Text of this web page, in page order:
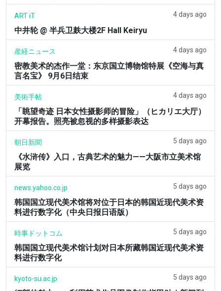
ART iT 4 days ago
中井轮 @ 半兵卫麸大楼2F Hall Keiryu
産経ニュース 4 days ago
密教美术的杰作一堂：东京国立博物馆特展《空海与真
言名宝》 9月6日结束
美術手帖 4 days ago
「眺望奇迹 日本女性摄影师的冒险」（ヒカリエ大厅）
开幕报告。照亮被忽视的多样摄影表达
朝日新聞 5 days ago
《水浒传》入口，古典艺术的魅力——大阪市立美术馆
展览
news.yahoo.co.jp 5 days ago
韩国国立现代美术馆将对位于日本的韩国近现代美术资
料进行数字化（中央日报日语版）
時事ドットコム 5 days ago
韩国国立现代美术馆计划对日本所藏韩国近现代美术资
料进行数字化
kyoto-su.ac.jp 5 days ago